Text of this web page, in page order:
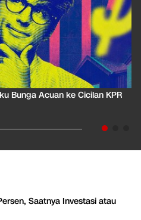
Bunga Acuan ke Cicilan KPR
Saatnya Investasi atau